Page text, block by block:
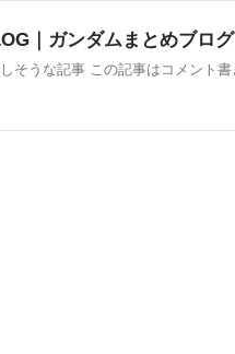
｜ガンダムまとめブログ